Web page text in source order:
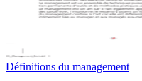
Définitions du management